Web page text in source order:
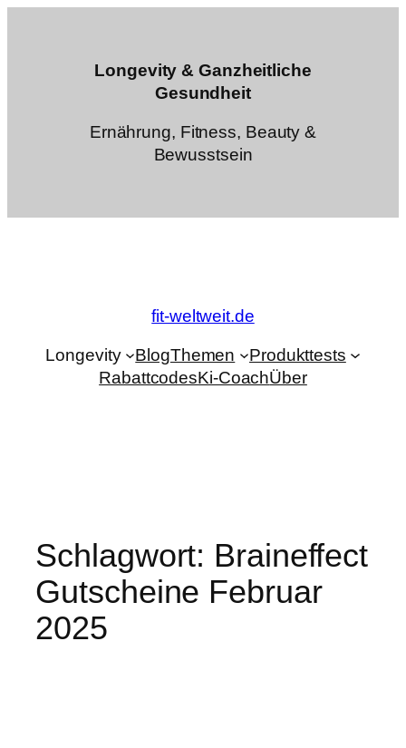
Longevity & Ganzheitliche
Gesundheit
Ernährung, Fitness, Beauty &
Bewusstsein
fit-weltweit.de
Longevity BlogThemen
Produkttests
RabattcodesKi-CoachÜber
Schlagwort: Braineffect
Gutscheine Februar
2025